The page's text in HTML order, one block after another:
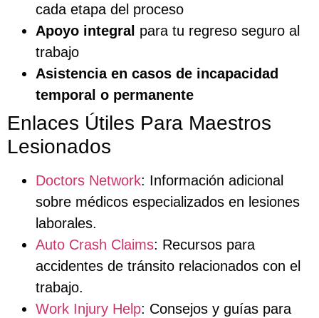
cada etapa del proceso
Apoyo integral para tu regreso seguro al
trabajo
Asistencia en casos de incapacidad
temporal o permanente
Enlaces Útiles Para Maestros
Lesionados
Doctors Network: Información adicional
sobre médicos especializados en lesiones
laborales.
Auto Crash Claims: Recursos para
accidentes de tránsito relacionados con el
trabajo.
Work Injury Help: Consejos y guías para